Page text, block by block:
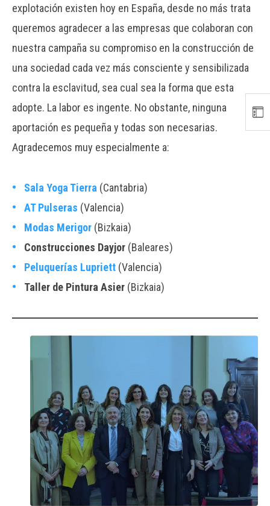
explotación existen hoy en España, desde no más trata
queremos agradecer a las empresas que colaboran con
nuestra campaña su compromiso en la construcción de
una sociedad cada vez más consciente y sensibilizada
contra la esclavitud, sea cual sea la forma que esta
adopte. La labor es ingente. No obstante, ninguna
aportación es pequeña y todas son necesarias.
Agradecemos muy especialmente a:
Sala Yoga Tierra (Cantabria)
AT Pulseras (Valencia)
Modas Merigor (Bizkaia)
Construcciones Dayjor (Baleares)
Peluquerías Lupriett (Valencia)
Taller de Pintura Asier (Bizkaia)